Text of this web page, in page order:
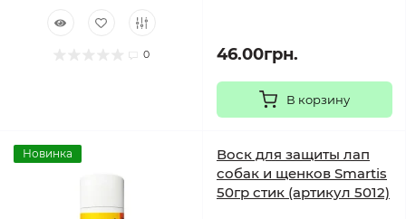
0 46.00грн.
В корзину
Новинка
Воск для защиты лап
собак и щенков Smartis
50гр стик (артикул 5012)